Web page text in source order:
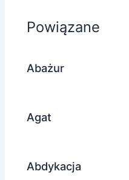
Powiązane
Abażur
Agat
Abdykacja